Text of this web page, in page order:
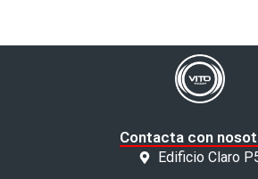
Contacta con
Edificio Claro